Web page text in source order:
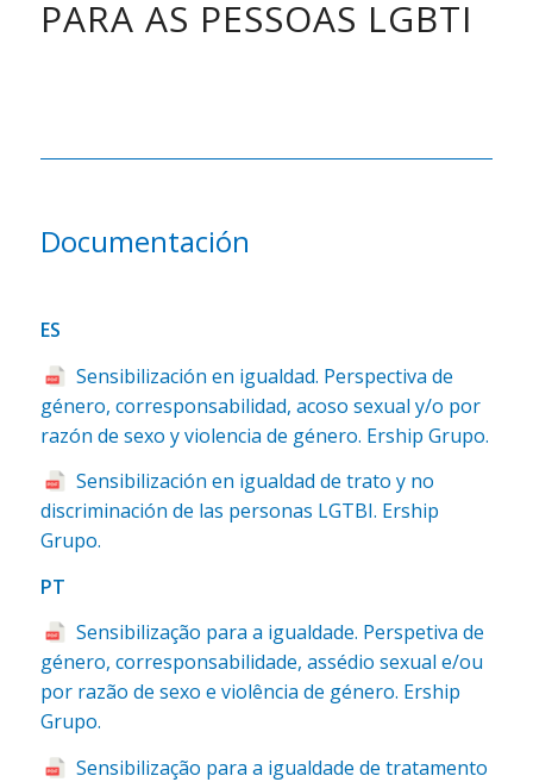
PARA AS PESSOAS LGBTI
Documentación
ES
Sensibilización en igualdad. Perspectiva de
género, corresponsabilidad, acoso sexual y/o por
razón de sexo y violencia de género. Ership Grupo.
Sensibilización en igualdad de trato y no
discriminación de las personas LGTBI. Ership
Grupo.
PT
Sensibilização para a igualdade. Perspetiva de
género, corresponsabilidade, assédio sexual e/ou
por razão de sexo e violência de género. Ership
Grupo.
Sensibilização para a igualdade de tratamento